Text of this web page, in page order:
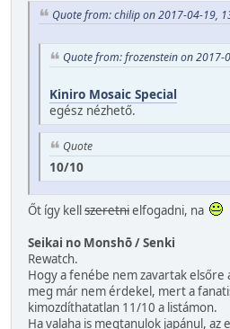
Quote from: chilip on 2017-04-19,
Quote from: frozenstein on 2017-
Kiniro Mosaic Special
egész nézhető.
Quote
10/10
Őt így kellszeretnielfogadni, na
Seikai no Monshō / Senki
Rewatch.
Hogy a fenébe nem zavartak elsőre
meg már nem érdekel, mert a
kimozdíthatatlan 11/10 a listámon.
Ha valaha is megtanulok japánul,